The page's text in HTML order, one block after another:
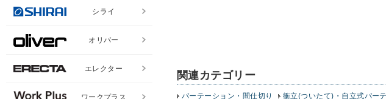
関連カテゴリー
パーテーション・間仕切り 衝立(ついたて)・自立式パー
シライ
オリバー
エレクター